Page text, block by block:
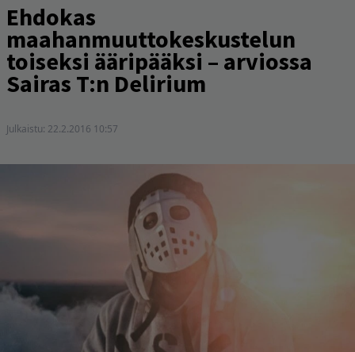
Ehdokas
maahanmuuttokeskustelun
toiseksi ääripääksi – arviossa
Sairas T:n Delirium
Julkaistu: 22.2.2016 10:57